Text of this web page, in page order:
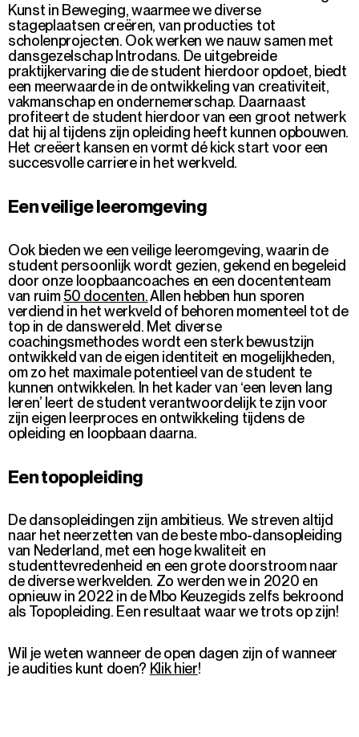
Kunst in Beweging, waarmee we diverse
stageplaatsen creëren, van producties tot
scholenprojecten. Ook werken we nauw samen met
dansgezelschap Introdans. De uitgebreide
praktijkervaring die de student hierdoor opdoet, biedt
een meerwaarde in de ontwikkeling van creativiteit,
vakmanschap en ondernemerschap. Daarnaast
profiteert de student hierdoor van een groot netwerk
dat hij al tijdens zijn opleiding heeft kunnen opbouwen.
Het creëert kansen en vormt dé kick start voor een
succesvolle carriere in het werkveld.
Een veilige leeromgeving
Ook bieden we eenveilige leeromgeving, waarin de
student persoonlijk wordt gezien, gekend en begeleid
door onze loopbaancoaches en een docententeam
van ruim50 docenten.Allen hebben hun sporen
verdiend in het werkveld of behoren momenteel tot de
top in de danswereld. Met diverse
coachingsmethodes wordt een sterk bewustzijn
ontwikkeld van de eigen identiteit en mogelijkheden,
om zo het maximale potentieel van de student te
kunnen ontwikkelen. In het kader van ‘een leven lang
leren’ leert de student verantwoordelijk te zijn voor
zijn eigen leerproces en ontwikkeling tijdens de
opleiding en loopbaan daarna.
Een topopleiding
De dansopleidingen zijn ambitieus. We streven altijd
naar het neerzetten van de beste mbo-dansopleiding
van Nederland, met een hoge kwaliteit en
studenttevredenheid en een grote doorstroom naar
de diverse werkvelden. Zo werden we in 2020 en
opnieuw in 2022 in de Mbo Keuzegids zelfs bekroond
als Topopleiding. Een resultaat waar we trots op zijn!
Wil je weten wanneer de open dagen zijn of wanneer
je audities kunt doen? Klik hier!